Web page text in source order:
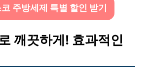
주방세제 특별 할인 받기
깨끗하게! 효과적인